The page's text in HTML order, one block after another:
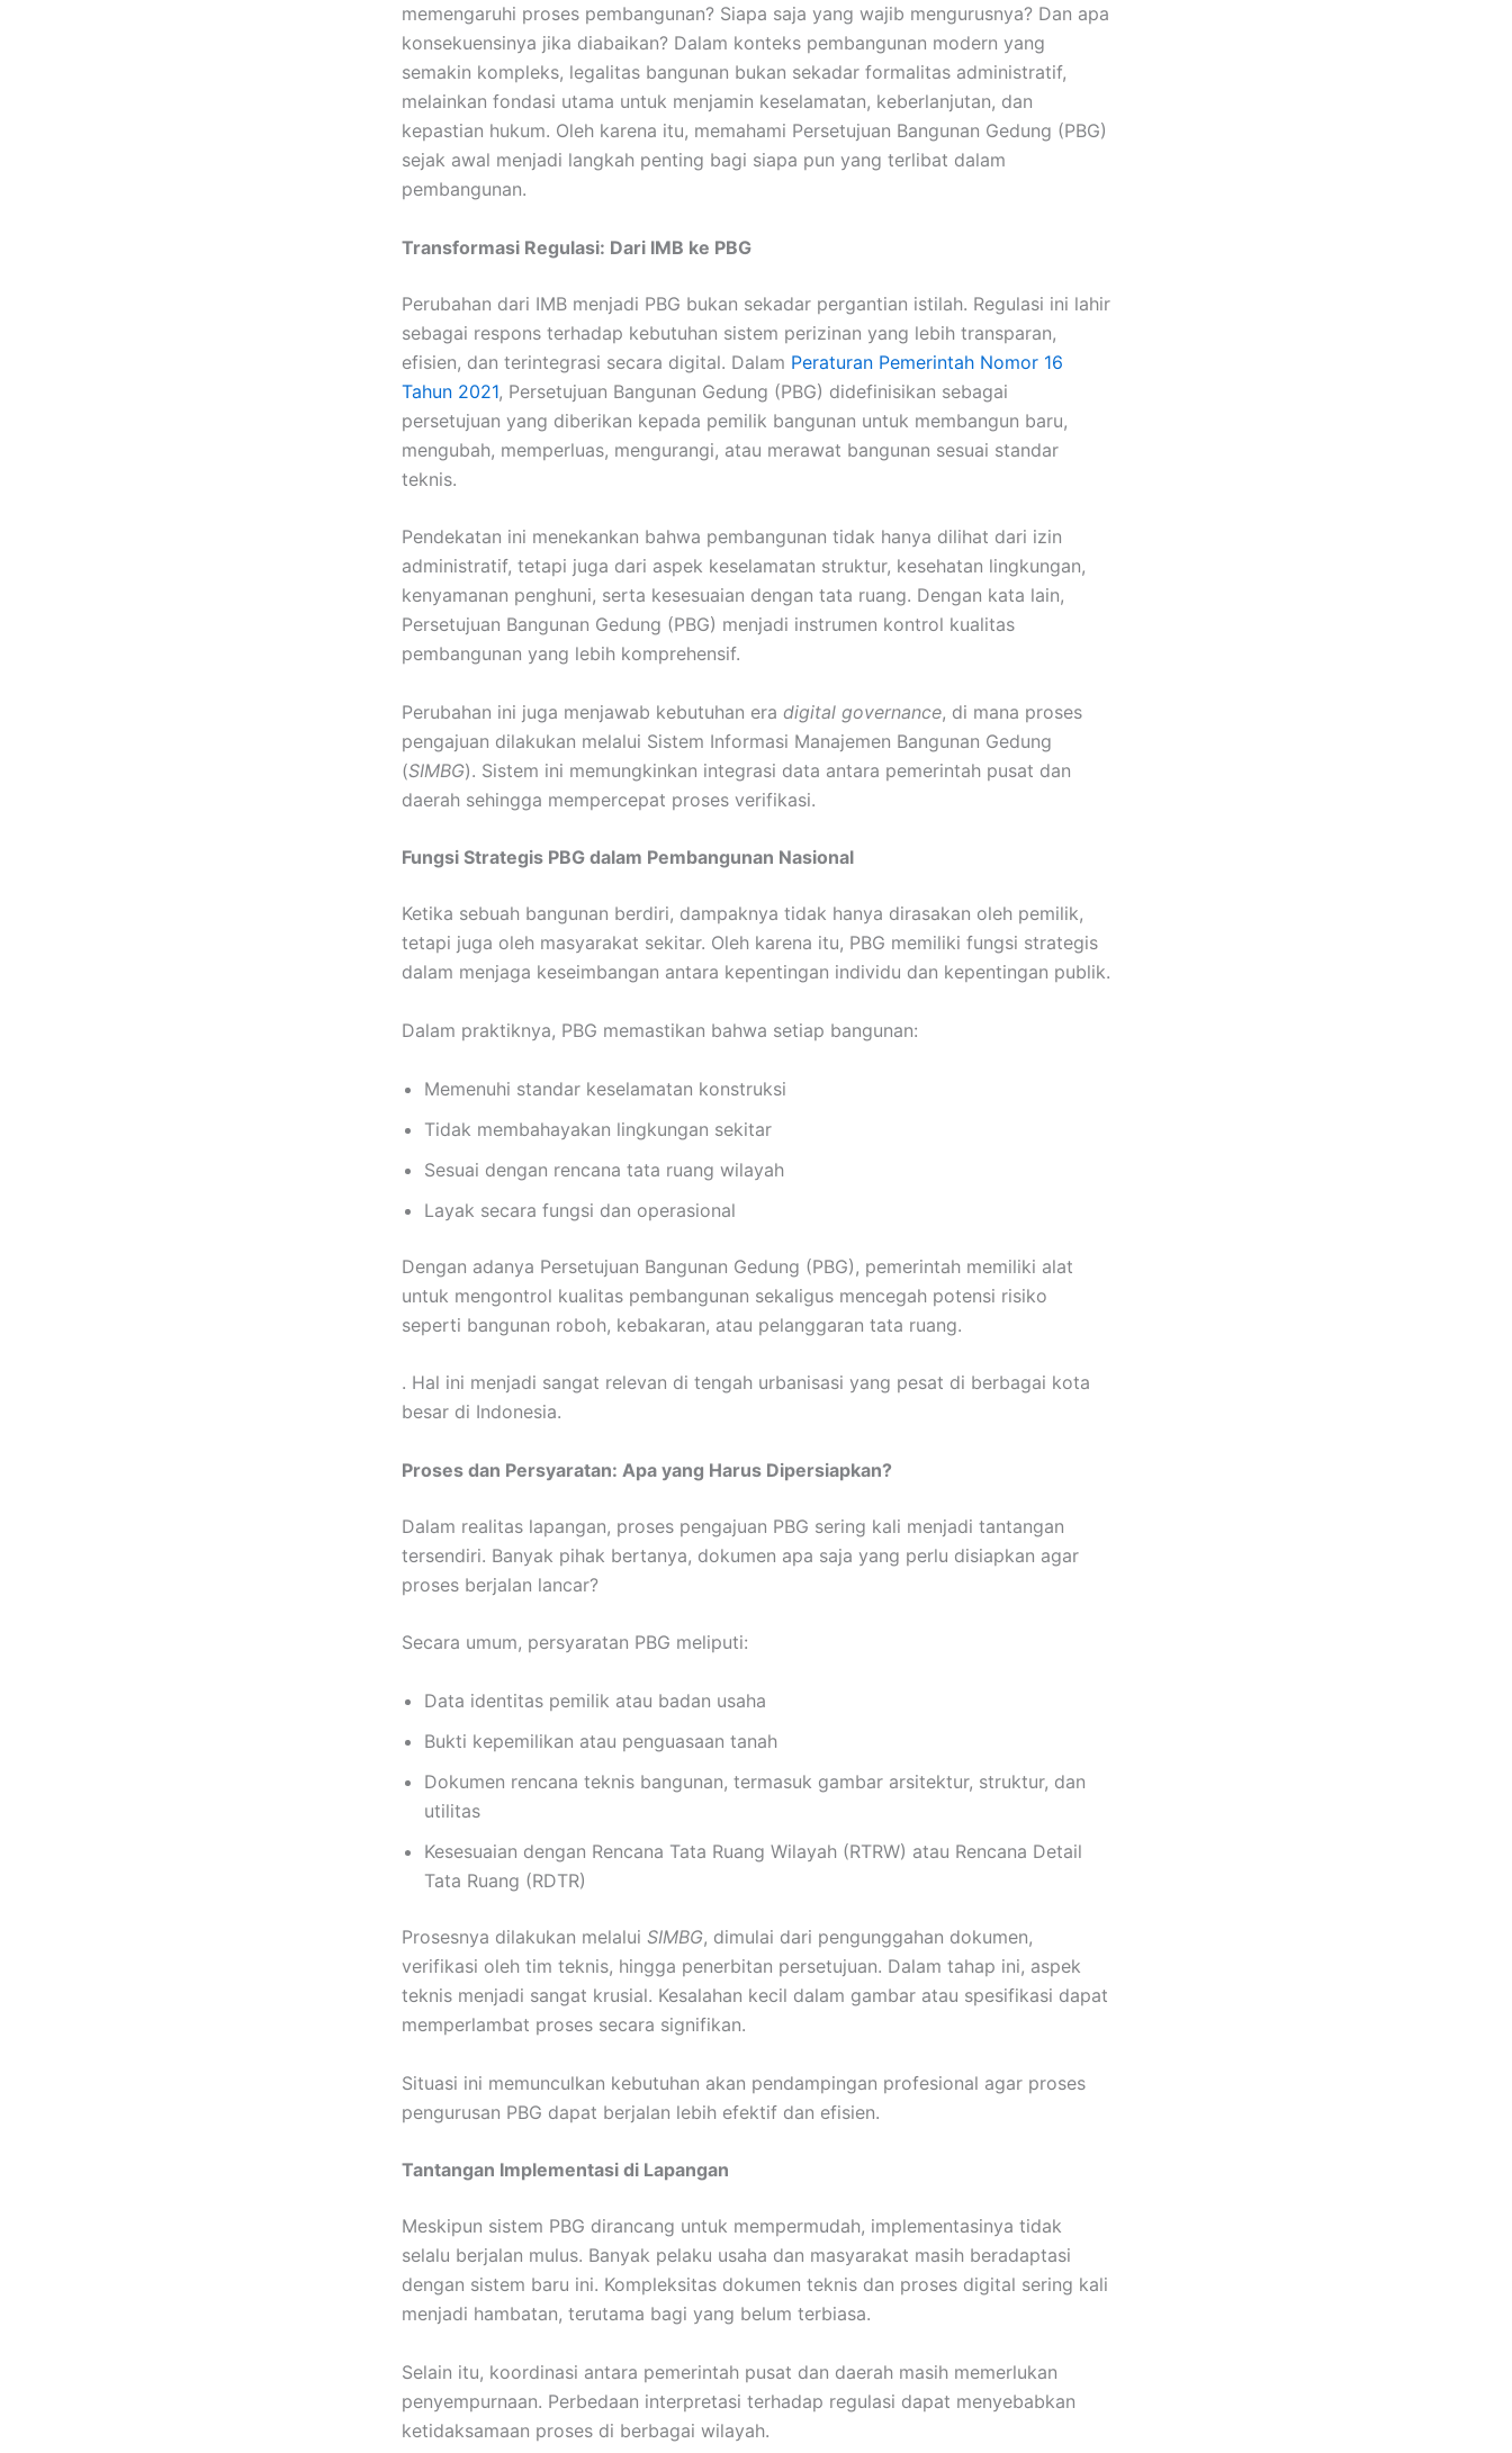
memengaruhi proses pembangunan? Siapa saja yang wajib mengurusnya? Dan apa
konsekuensinya jika diabaikan? Dalam konteks pembangunan modern yang
semakin kompleks, legalitas bangunan bukan sekadar formalitas administratif,
melainkan fondasi utama untuk menjamin keselamatan, keberlanjutan, dan
kepastian hukum. Oleh karena itu, memahami Persetujuan Bangunan Gedung (PBG)
sejak awal menjadi langkah penting bagi siapa pun yang terlibat dalam
pembangunan.
Transformasi Regulasi: Dari IMB ke PBG
Perubahan dari IMB menjadi PBG bukan sekadar pergantian istilah. Regulasi ini lahir
sebagai respons terhadap kebutuhan sistem perizinan yang lebih transparan,
efisien, dan terintegrasi secara digital. Dalam Peraturan Pemerintah Nomor 16
Tahun 2021, Persetujuan Bangunan Gedung (PBG) didefinisikan sebagai
persetujuan yang diberikan kepada pemilik bangunan untuk membangun baru,
mengubah, memperluas, mengurangi, atau merawat bangunan sesuai standar
teknis.
Pendekatan ini menekankan bahwa pembangunan tidak hanya dilihat dari izin
administratif, tetapi juga dari aspek keselamatan struktur, kesehatan lingkungan,
kenyamanan penghuni, serta kesesuaian dengan tata ruang. Dengan kata lain,
Persetujuan Bangunan Gedung (PBG) menjadi instrumen kontrol kualitas
pembangunan yang lebih komprehensif.
Perubahan ini juga menjawab kebutuhan era digital governance, di mana proses
pengajuan dilakukan melalui Sistem Informasi Manajemen Bangunan Gedung
(SIMBG). Sistem ini memungkinkan integrasi data antara pemerintah pusat dan
daerah sehingga mempercepat proses verifikasi.
Fungsi Strategis PBG dalam Pembangunan Nasional
Ketika sebuah bangunan berdiri, dampaknya tidak hanya dirasakan oleh pemilik,
tetapi juga oleh masyarakat sekitar. Oleh karena itu, PBG memiliki fungsi strategis
dalam menjaga keseimbangan antara kepentingan individu dan kepentingan publik.
Dalam praktiknya, PBG memastikan bahwa setiap bangunan:
Memenuhi standar keselamatan konstruksi
Tidak membahayakan lingkungan sekitar
Sesuai dengan rencana tata ruang wilayah
Layak secara fungsi dan operasional
Dengan adanya Persetujuan Bangunan Gedung (PBG), pemerintah memiliki alat
untuk mengontrol kualitas pembangunan sekaligus mencegah potensi risiko
seperti bangunan roboh, kebakaran, atau pelanggaran tata ruang.
. Hal ini menjadi sangat relevan di tengah urbanisasi yang pesat di berbagai kota
besar di Indonesia.
Proses dan Persyaratan: Apa yang Harus Dipersiapkan?
Dalam realitas lapangan, proses pengajuan PBG sering kali menjadi tantangan
tersendiri. Banyak pihak bertanya, dokumen apa saja yang perlu disiapkan agar
proses berjalan lancar?
Secara umum, persyaratan PBG meliputi:
Data identitas pemilik atau badan usaha
Bukti kepemilikan atau penguasaan tanah
Dokumen rencana teknis bangunan, termasuk gambar arsitektur, struktur, dan
utilitas
Kesesuaian dengan Rencana Tata Ruang Wilayah (RTRW) atau Rencana Detail
Tata Ruang (RDTR)
Prosesnya dilakukan melalui SIMBG, dimulai dari pengunggahan dokumen,
verifikasi oleh tim teknis, hingga penerbitan persetujuan. Dalam tahap ini, aspek
teknis menjadi sangat krusial. Kesalahan kecil dalam gambar atau spesifikasi dapat
memperlambat proses secara signifikan.
Situasi ini memunculkan kebutuhan akan pendampingan profesional agar proses
pengurusan PBG dapat berjalan lebih efektif dan efisien.
Tantangan Implementasi di Lapangan
Meskipun sistem PBG dirancang untuk mempermudah, implementasinya tidak
selalu berjalan mulus. Banyak pelaku usaha dan masyarakat masih beradaptasi
dengan sistem baru ini. Kompleksitas dokumen teknis dan proses digital sering kali
menjadi hambatan, terutama bagi yang belum terbiasa.
Selain itu, koordinasi antara pemerintah pusat dan daerah masih memerlukan
penyempurnaan. Perbedaan interpretasi terhadap regulasi dapat menyebabkan
ketidaksamaan proses di berbagai wilayah.